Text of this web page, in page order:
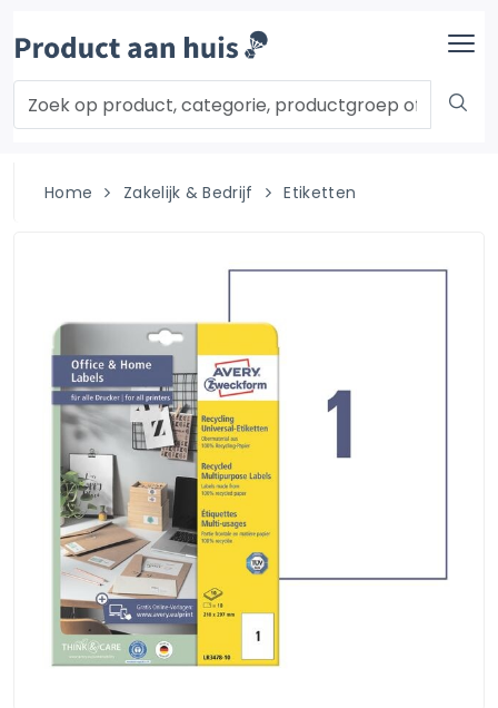
Home Zakelijk & Bedrijf Etiketten